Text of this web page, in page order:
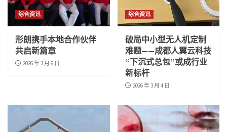
综合资讯
形朗携手本地合作伙伴
共启新篇章
2026 年 3 月 9 日
综合资讯
破局中小型无人机定制
难题——成都人翼云科技
“下沉式总包”或成行业
新标杆
2026 年 3 月 4 日